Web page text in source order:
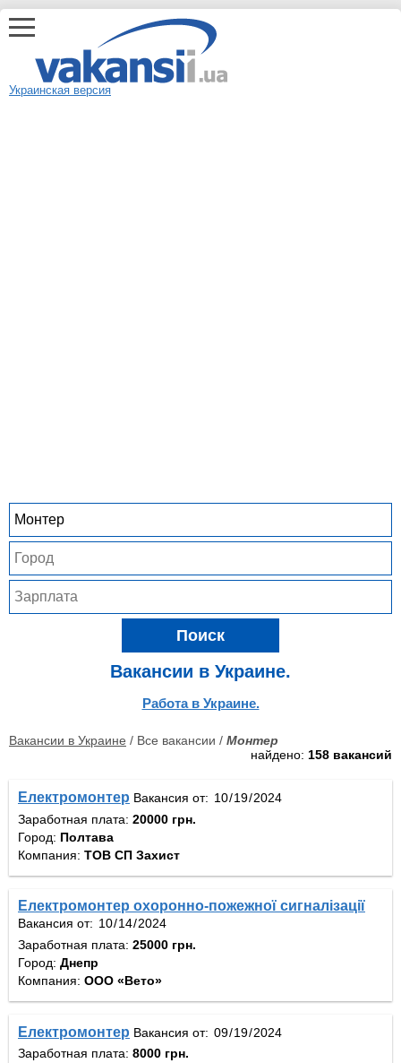
Украинская версия
Поиск
Вакансии в Украине.
Работа в Украине.
Вакансии в Украине / Все вакансии / Монтер
найдено: 158 вакансий
Електромонтер Вакансия от:
Заработная плата: 20000 грн.
Город: Полтава
Компания: ТОВ СП Захист
Електромонтер охоронно-пожежної сигналізації
Вакансия от:
Заработная плата: 25000 грн.
Город: Днепр
Компания: ООО «Вето»
Електромонтер Вакансия от:
Заработная плата: 8000 грн.